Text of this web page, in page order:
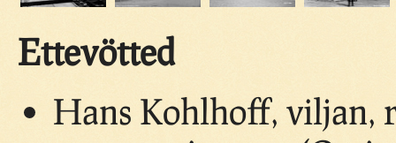
Ettevötted
Hans Kohlhoff, viljan,